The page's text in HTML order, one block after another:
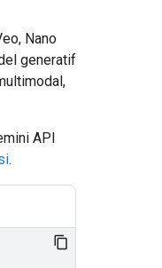
Nano
generatif
API
.